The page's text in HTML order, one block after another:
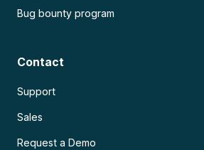
Bug bounty program
Contact
Support
Sales
Request a Demo